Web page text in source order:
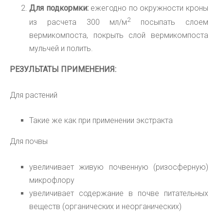
Для подкормки:ежегодно по окружности кроны
из расчета 300 мл/м2посыпать слоем
вермикомпоста, покрыть слой вермикомпоста
мульчей и полить.
РЕЗУЛЬТАТЫ ПРИМЕНЕНИЯ:
Для растений
Такие же как при применении экстракта
Для почвы
увеличивает живую почвенную (ризосферную)
микрофлору
увеличивает содержание в почве питательных
веществ (органических и неорганических)